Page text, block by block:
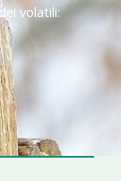
volatili: